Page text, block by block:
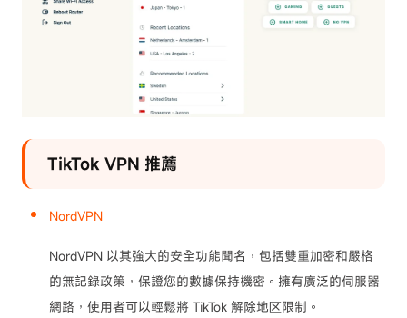
TikTok VPN 推薦
NordVPN
NordVPN 以其強大的安全功能聞名，包括雙重加密和嚴格
的無記錄政策，保證您的數據保持機密。擁有廣泛的伺服器
網路，使用者可以輕鬆將 TikTok 解除地区限制。